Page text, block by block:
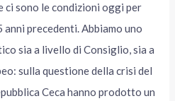
ci sono le condizioni oggi per
precedenti. Abbiamo uno
sia a livello di Consiglio, sia a
sulla questione della crisi del
Ceca hanno prodotto un